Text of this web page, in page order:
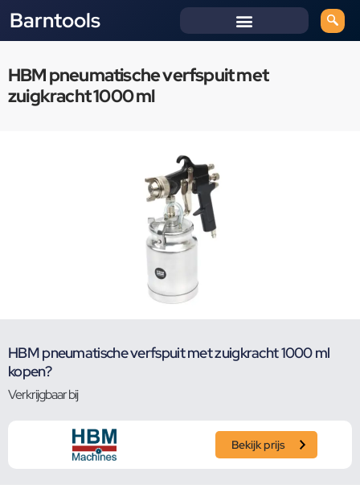
Barntools
HBM pneumatische verfspuit met
zuigkracht 1000 ml
HBM pneumatische verfspuit met zuigkracht 1000 ml
kopen?
Verkrijgbaar bij
Bekijk prijs